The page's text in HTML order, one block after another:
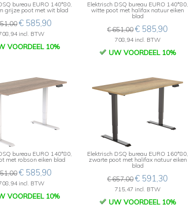
bureau EURO 140*80,
grijze poot met wit blad
€ 585,90
incl. BTW
VOORDEEL 10%
Elektrisch DSQ bureau EURO 140*80,
witte poot met halifax natuur eiken
blad
€ 651,00€ 585,90
708,94 incl. BTW
UW VOORDEEL 10%
bureau EURO 140*80,
met robson eiken blad
€ 585,90
incl. BTW
VOORDEEL 10%
Elektrisch DSQ bureau EURO 160*80,
zwarte poot met halifax natuur eiken
blad
€ 657,00€ 591,30
715,47 incl. BTW
UW VOORDEEL 10%